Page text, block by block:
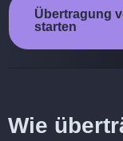
Übertragung
starten
Wie